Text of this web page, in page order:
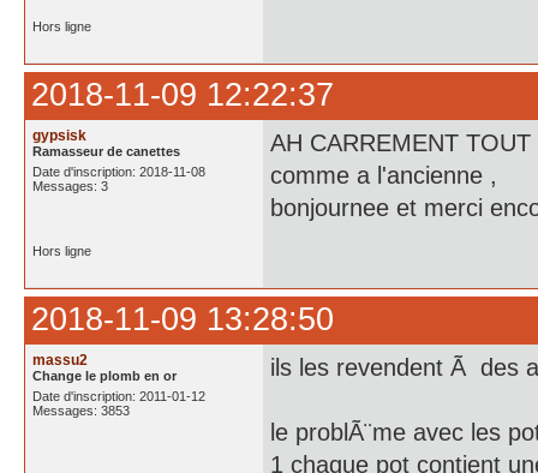
Hors ligne
2018-11-09 12:22:37
gypsisk
Ramasseur de canettes
Date d'inscription: 2018-11-08
Messages: 3
AH CARREMENT
comme a l'ancienne ,
bonjournee et merci
Hors ligne
2018-11-09 13:28:50
massu2
Change le plomb en or
Date d'inscription: 2011-01-12
Messages: 3853
ils les revendent Ã des
le problÃ¨me avec les
1 chaque pot contient